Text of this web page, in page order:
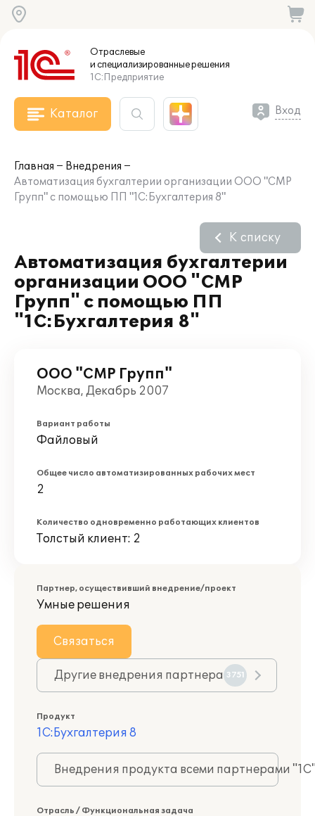
Отраслевые
и специализированныерешения
1С:Предприятие
Каталог Вход
Главная
Внедрения
Автоматизация бухгалтерии организации ООО "СМР
Групп" с помощью ПП "1С:Бухгалтерия 8"
Автоматизация бухгалтерии
организации ООО "СМР
Групп" с помощью ПП
"1С:Бухгалтерия 8"
К списку
ООО "СМР Групп"
Москва, Декабрь 2007
Вариант работы
Файловый
Общее число автоматизированных рабочих мест
2
Количество одновременно работающих клиентов
Толстый клиент: 2
Партнер, осуществивший внедрение/проект
Умные решения
Связаться
Другие внедрения партнера 3751
Продукт
1С:Бухгалтерия 8
Внедрения продукта всеми партнерами
Отрасль / Функциональная задача